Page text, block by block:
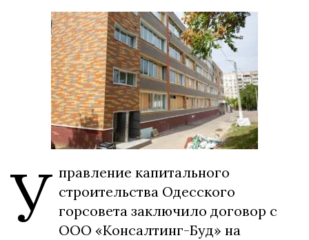
У правление капитального
строительства Одесского
горсовета заключило договор с
ООО «Консалтинг-Буд» на